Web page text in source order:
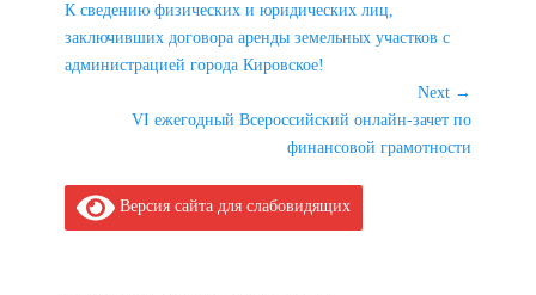
по
записям
Previous
post:
К сведению физических и юридических лиц,
заключивших договора аренды земельных участков с
администрацией города Кировское!
Next →
VI ежегодный Всероссийский онлайн-зачет по
финансовой грамотности
Версия сайта для слабовидящих